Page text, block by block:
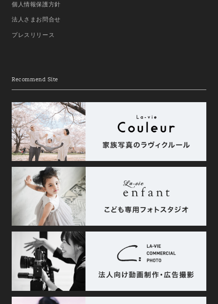
個人情報保護方針
法人さまお問合せ
プレスリリース
Recommend Site